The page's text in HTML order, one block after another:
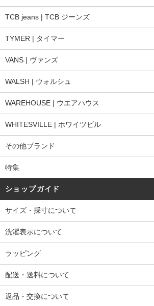
TCB jeans | TCB ジーンズ
TYMER | タイマー
VANS | ヴァンズ
WALSH | ウォルシュ
WAREHOUSE | ウエアハウス
WHITESVILLE | ホワイツビル
その他ブランド
特集
ショップガイド
サイズ・採寸について
洗濯表示について
ラッピング
配送・送料について
返品・交換について